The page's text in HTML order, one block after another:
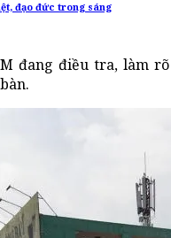
đạo đức trong sáng
đang điều tra, làm